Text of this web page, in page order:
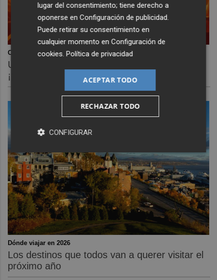
Corepunk MMORPG
Un verdadero MMORPG de la vieja escuela
¡Cómo los de antes, pero mejor!
Dónde viajar en 2026
Los destinos que todos van a querer visitar el
próximo año
lugar del consentimiento; tiene derecho a
oponerse enConfiguración de publicidad
Puede retirar su consentimiento en
cualquier momento enConfiguración de
cookies .Política de privacidad
ACEPTAR TODO
RECHAZAR TODO
CONFIGURAR